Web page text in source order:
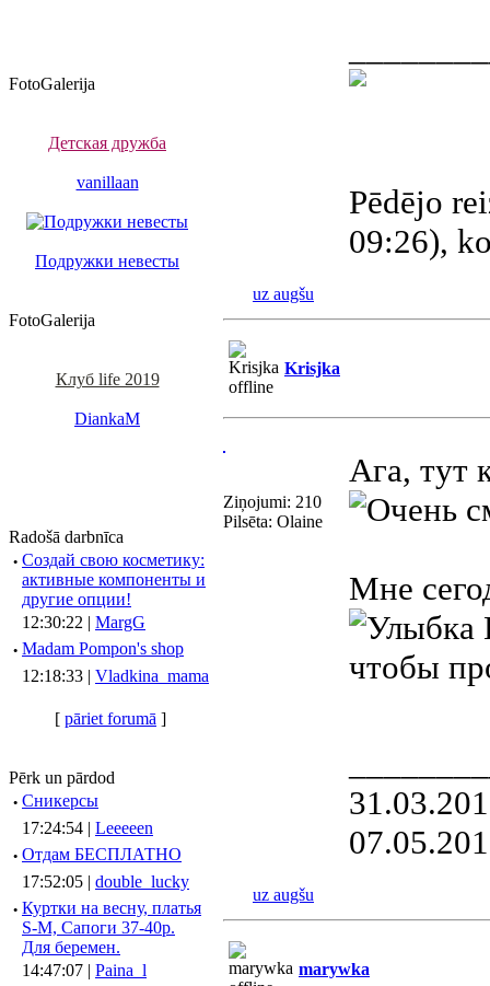
FotoGalerija
Детская дружба
vanillaan
Подружки невесты
FotoGalerija
Клуб life 2019
DiankaM
Radošā darbnīca
· Создай свою косметику:
активные компоненты и
другие опции!
12:30:22 | MargG
· Madam Pompon's shop
12:18:33 | Vladkina_mama
[ pāriet forumā ]
Pērk un pārdod
· Сникерсы
17:24:54 | Leeeeen
· Отдам БЕСПЛАТНО
17:52:05 | double_lucky
· Куртки на весну, платья
S-M, Сапоги 37-40р.
Для беремен.
14:47:07 | Paina_l
Pēdējo
09:26),
uz augšu
Krisjka
Ziņojumi: 210
Pilsēta: Olaine
Ага, тут
Мне
чтобы
uz augšu
marywka